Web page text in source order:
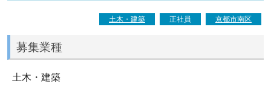
土木・建築 正社員 京都市南区
募集業種
土木・建築